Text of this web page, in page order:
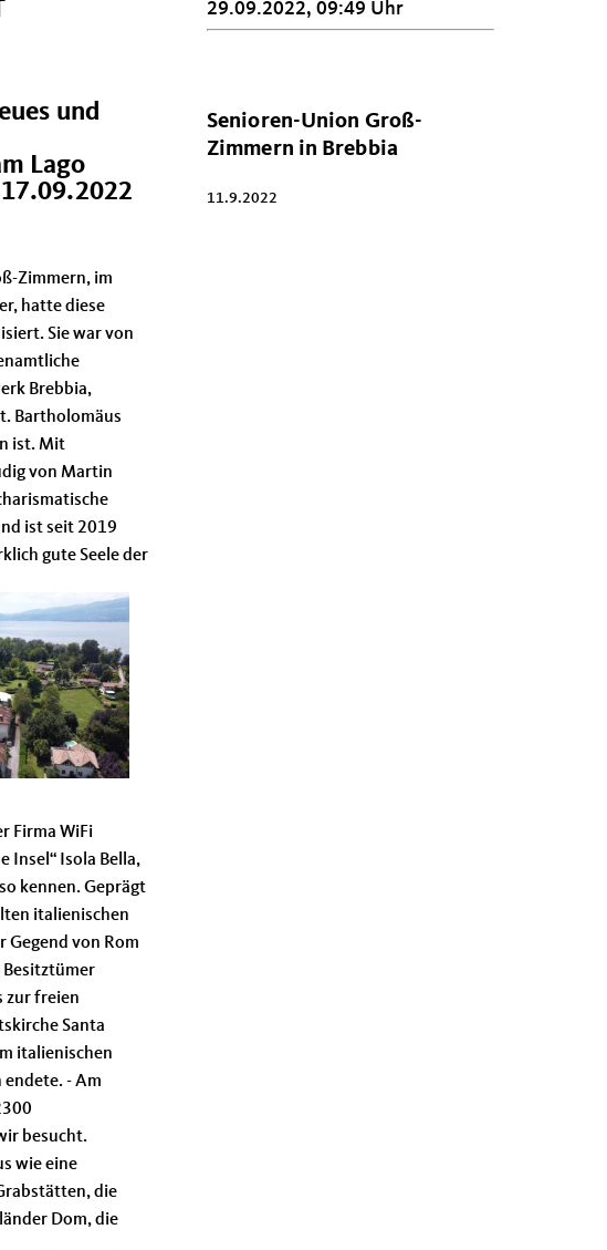
und
Lago
Zimmern, im
hatte diese
Sie war von
Brebbia,
Bartholomäus
ist. Mit
von Martin
ist seit 2019
gute Seele der
Firma WiFi
Insel“ Isola Bella,
kennen. Geprägt
italienischen
Gegend von Rom
Besitztümer
zur freien
Santa
italienischen
- Am
besucht.
wie eine
die
Dom, die
29.09.2022, 09:49 Uhr
Senioren-Union Groß-
Zimmern in Brebbia
11.9.2022